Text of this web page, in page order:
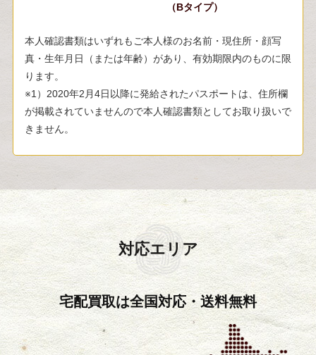
（Bタイプ）
本人確認書類はいずれもご本人様のお名前・現住所・顔写
真・生年月日（または年齢）があり、有効期限内のものに限
ります。
※1）2020年2月4日以降に発給されたパスポートは、住所欄
が掲載されていませんので本人確認書類としてお取り扱いで
きません。
対応エリア
宅配買取は全国対応・送料無料